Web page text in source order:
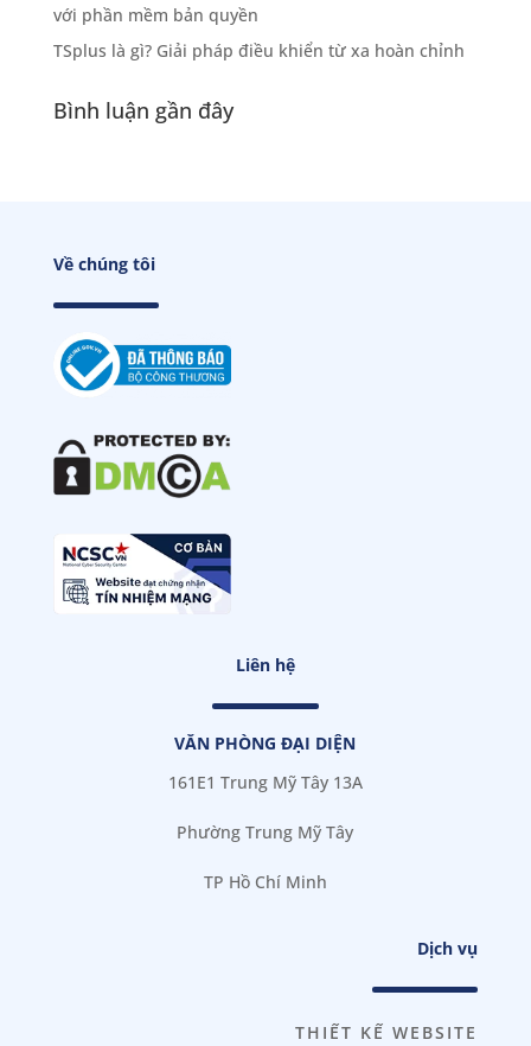
với phần mềm bản quyền
TSplus là gì? Giải pháp điều khiển từ xa hoàn chỉnh
Bình luận gần đây
Về chúng tôi
Liên hệ
VĂN PHÒNG ĐẠI DIỆN
161E1 Trung Mỹ Tây 13A
Phường Trung Mỹ Tây
TP Hồ Chí Minh
Dịch vụ
THIẾT KẾ WEBSITE